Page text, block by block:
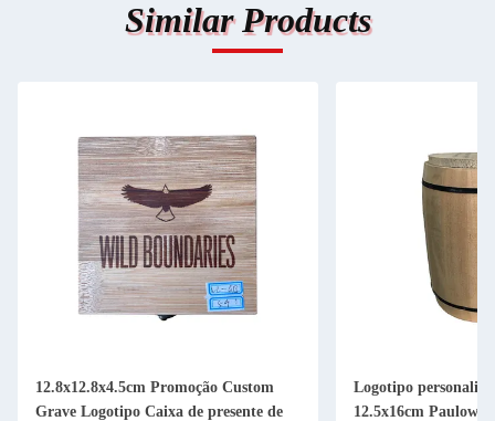
Similar Products
12.8x12.8x4.5cm Promoção Custom
Grave Logotipo Caixa de presente de
Logotipo
12.5x16cm